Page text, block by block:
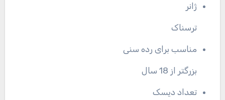
ژانر
ترسناک
مناسب برای رده سنی
بزرگتر از 18 سال
تعداد دیسک